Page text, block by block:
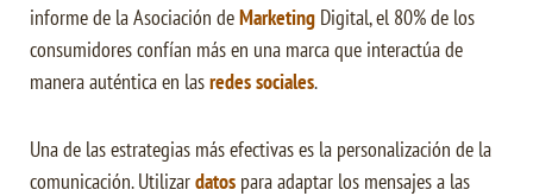
informe de la Asociación deMarketing Digital, el 80% de los
consumidores confían más en una marca que interactúa de
manera auténtica en lasredes sociales.
Una de las estrategias más efectivas es la personalización de la
comunicación. Utilizardatos para adaptar los mensajes a las